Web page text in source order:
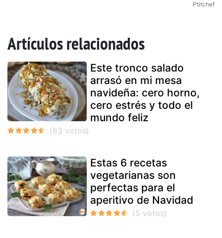
Ptitchef
Artículos relacionados
Este tronco salado
arrasó en mi mesa
navideña: cero horno,
cero estrés y todo el
mundo feliz
Estas 6 recetas
vegetarianas son
perfectas para el
aperitivo de Navidad